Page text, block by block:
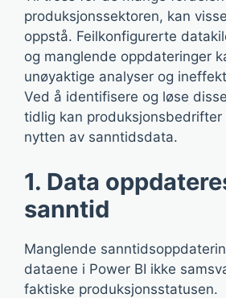
produksjonssektoren, kan
oppstå. Feilkonfigurerte
og manglende oppdateringer
unøyaktige analyser og
Ved å identifisere og løse
tidlig kan produksjonsbedrifter
nytten av sanntidsdata.
1. Data
sanntid
Manglende
dataene i Power BI ikke
faktiske produksjonsstatusen.